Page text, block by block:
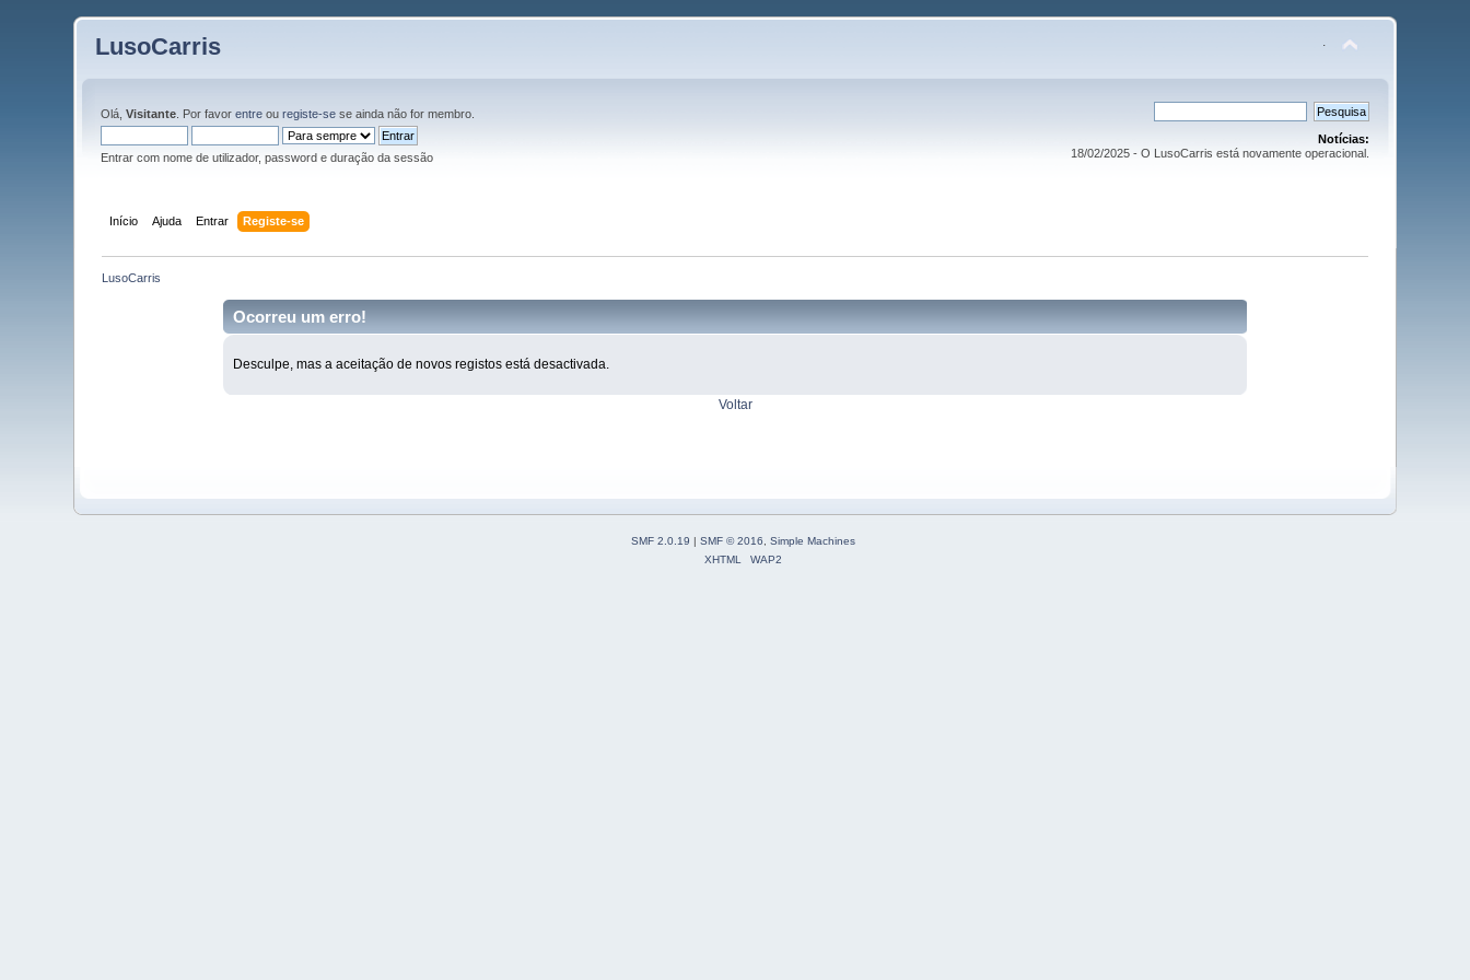
LusoCarris .
Olá,Visitante . Por favorentre ouregiste-se se ainda não for membro.
Entrar com nome de utilizador, password e duração da sessão
Notícias:
18/02/2025 - O LusoCarris está novamente operacional.
Início Ajuda Entrar Registe-se
LusoCarris
Ocorreu um erro!
Desculpe, mas a aceitação de novos registos está desactivada.
Voltar
SMF 2.0.19 | SMF © 2016, Simple Machines
XHTML
WAP2